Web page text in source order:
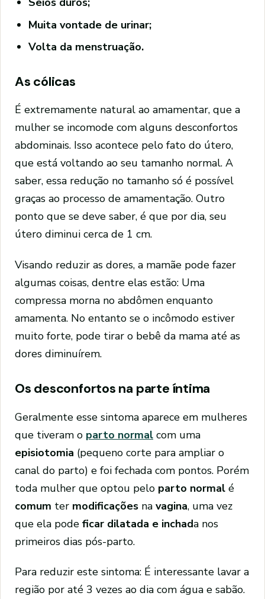
Muita vontade de urinar;
Volta da menstruação.
As cólicas
É extremamente natural ao amamentar, que a
mulher se incomode com alguns desconfortos
abdominais. Isso acontece pelo fato do útero,
que está voltando ao seu tamanho normal. A
saber, essa redução no tamanho só é possível
graças ao processo de amamentação. Outro
ponto que se deve saber, é que por dia, seu
útero diminui cerca de 1 cm.
Visando reduzir as dores, a mamãe pode fazer
algumas coisas, dentre elas estão: Uma
compressa morna no abdômen enquanto
amamenta. No entanto se o incômodo estiver
muito forte, pode tirar o bebê da mama até as
dores diminuírem.
Os desconfortos na parte íntima
Geralmente esse sintoma aparece em mulheres
que tiveram o parto normal com uma
episiotomia (pequeno corte para ampliar o
canal do parto) e foi fechada com pontos. Porém
toda mulher que optou pelo parto normal é
comum ter modificações na vagina, uma vez
que ela pode ficar dilatada e inchada nos
primeiros dias pós-parto.
Para reduzir este sintoma: É interessante lavar a
região por até 3 vezes ao dia com água e sabão.